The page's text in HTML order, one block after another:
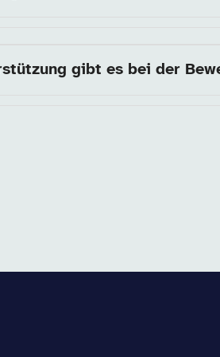
gibt es bei der